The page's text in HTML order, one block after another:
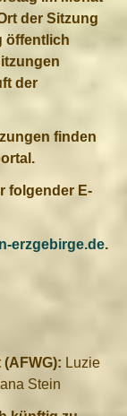
der Sitzung
öffentlich
der
finden
folgender E-
erzgebirge.de.
Luzie
Stein